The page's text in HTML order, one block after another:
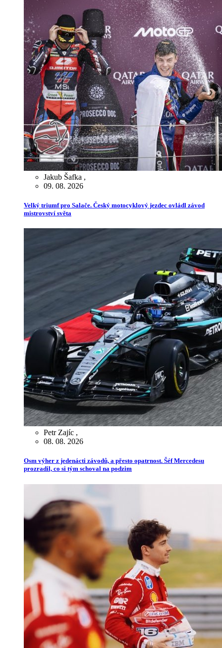
Jakub Šafka ,
09. 08. 2026
Velký triumf pro Salače. Český motocyklový jezdec ovládl závod
mistrovství světa
Petr Zajíc ,
08. 08. 2026
Osm výher z jedenácti závodů, a přesto opatrnost. Šéf Mercedesu
prozradil, co si tým schoval na podzim